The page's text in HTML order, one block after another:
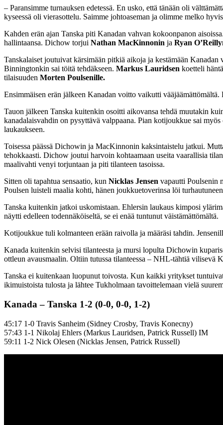
– Paransimme turnauksen edetessä. En usko, että tänään oli
kyseessä oli vierasottelu. Saimme johtoaseman ja olimme melko
Kahden erän ajan Tanska piti Kanadan vahvan kokoonpanon
hallintaansa. Dichow torjui Nathan MacKinnonin ja Ryan
Tanskalaiset joutuivat kärsimään pitkiä aikoja ja kestämään
Binningtonkin sai töitä tehdäkseen. Markus Lauridsen koetteli
tilaisuuden Morten Poulsenille.
Ensimmäisen erän jälkeen Kanadan voitto vaikutti
Tauon jälkeen Tanska kuitenkin osoitti aikovansa tehdä muutakin
kanadalaisvahdin on pysyttävä valppaana. Pian kotijoukkue sai
laukaukseen.
Toisessa päässä Dichowin ja MacKinnonin kaksintaistelu jatkui.
tehokkaasti. Dichow joutui harvoin kohtaamaan useita vaarallisia
maalivahti venyi torjuntaan ja piti tilanteen tasoissa.
Sitten oli tapahtua sensaatio, kun Nicklas Jensen vapautti Poulsenin
Poulsen luisteli maalia kohti, hänen joukkuetoverinsa löi
Tanska kuitenkin jatkoi uskomistaan. Ehlersin laukaus kimposi
näytti edelleen todennäköiseltä, se ei enää tuntunut väistämättömältä.
Kotijoukkue tuli kolmanteen erään raivolla ja määräsi tahdin.
Kanada kuitenkin selvisi tilanteesta ja mursi lopulta Dichowin
ottleun avausmaalin. Oltiin tutussa tilanteessa – NHL-tähtiä vilisevä
Tanska ei kuitenkaan luopunut toivosta. Kun kaikki yritykset
ikimuistoista tulosta ja lähtee Tukholmaan tavoittelemaan vielä
Kanada – Tanska 1-2 (0-0, 0-0, 1-2)
45:17 1-0 Travis Sanheim (Sidney Crosby, Travis Konecny)
57:43 1-1 Nikolaj Ehlers (Markus Lauridsen, Patrick Russell) IM
59:11 1-2 Nick Olesen (Nicklas Jensen, Patrick Russell)